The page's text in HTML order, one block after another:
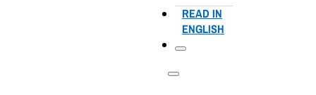
READ IN
ENGLISH